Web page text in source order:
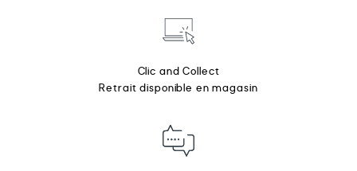
Clic and Collect
Retrait disponible en magasin